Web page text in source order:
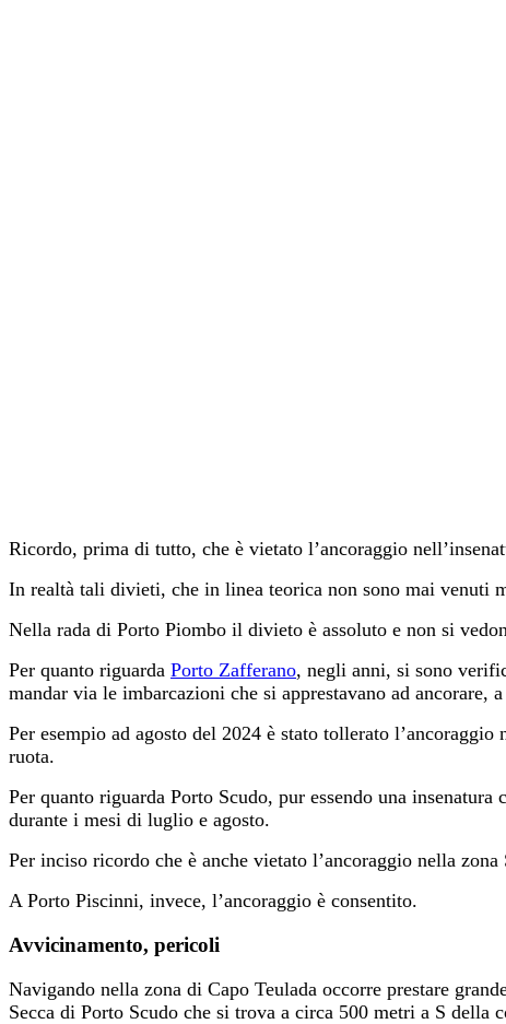
Ricordo, prima di tutto, che è vietato l’ancoraggio
In realtà tali divieti, che in linea teorica non sono mai venuti
Nella rada di Porto Piombo il divieto è assoluto e non si
Per quanto riguarda Porto Zafferano, negli anni, si sono
mandar via le imbarcazioni che si apprestavano ad ancorare,
Per esempio ad agosto del 2024 è stato tollerato
ruota.
Per quanto riguarda Porto Scudo, pur essendo una
durante i mesi di luglio e agosto.
Per inciso ricordo che è anche vietato l’ancoraggio nella zona
A Porto Piscinni, invece, l’ancoraggio è consentito.
Avvicinamento, pericoli
Navigando nella zona di Capo Teulada occorre prestare
Secca di Porto Scudo che si trova a circa 500 metri a S della